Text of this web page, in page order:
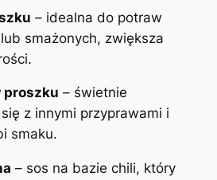
– idealna do potraw
smażonych, zwiększa
proszku – świetnie
z innymi przyprawami i
smaku.
– sos na bazie chili, który